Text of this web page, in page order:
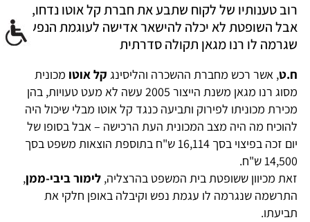
רוב טענותיו של לקוח שתבע את חברת קל אוטו נדחו,
אבל השופטת לא יכלה להישאר אדישה לעוגמת הנפש
שגרמה לו רנו מגאן תקולה סדרתית
ח.ט, אשר רכש מחברת ההשכרה והליסינג קל אוטו מכונית
מסוג רנו מגאן משנת הייצור 2005 עשה לא מעט טעויות, בהן
מכירת מכוניתו לפירוק ותביעה כנגד קל אוטו מבלי שיכול היה
להוכיח מה היה מצב המכונית העת הרכישה – אבל בסופו של
יום זכה בפיצוי בסך 16,114 ש"ח בתוספת הוצאות משפט בסך
14,500 ש"ח.
זאת מכיוון ששופטת בית המשפט בהרצליה, לימור ביבי-ממן,
התרשמה שנגרמה לו עגמת נפש וקיבלה באופן חלקי את
תביעתו.